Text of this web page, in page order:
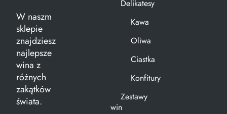
W naszm
sklepie
znajdziesz
najlepsze
wina z
różnych
zakątków
świata.
Delikatesy
Kawa
Oliwa
Ciastka
Konfitury
Zestawy
win